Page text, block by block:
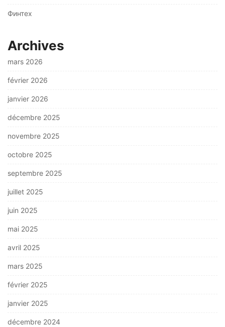
Финтех
Archives
mars 2026
février 2026
janvier 2026
décembre 2025
novembre 2025
octobre 2025
septembre 2025
juillet 2025
juin 2025
mai 2025
avril 2025
mars 2025
février 2025
janvier 2025
décembre 2024